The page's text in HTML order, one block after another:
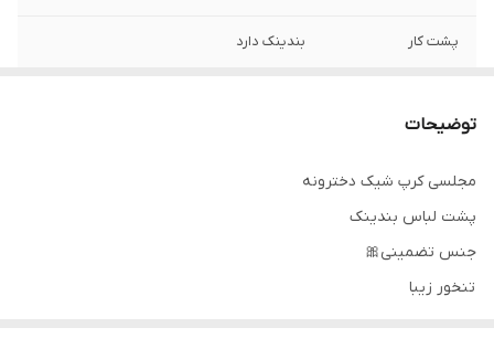
پشت کار بندینک دارد
توضیحات
مجلسی کرپ شیک دخترونه
پشت لباس بندینک
جنس تضمینی🎀
تنخور زیبا